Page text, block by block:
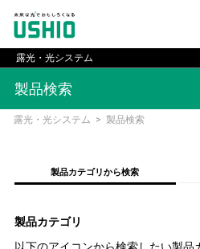
露光・光システム
製品検索
露光・光システム > 製品検索
製品カテゴリから検索
製品カテゴリ